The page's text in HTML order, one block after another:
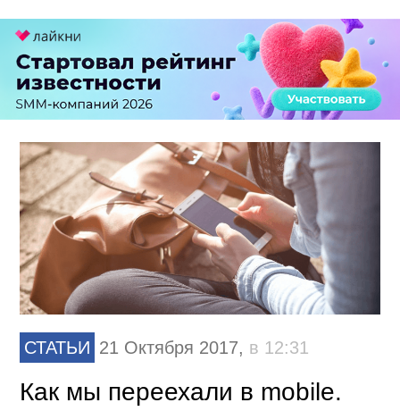
СТАТЬИ 21 Октября 2017, в 12:31
Как мы переехали в mobile.